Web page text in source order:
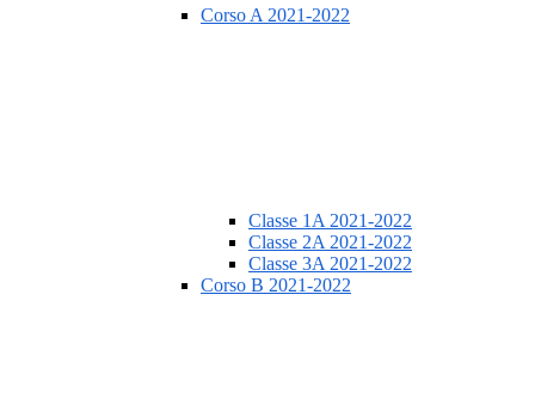
Corso A 2021-2022
Classe 1A 2021-2022
Classe 2A 2021-2022
Classe 3A 2021-2022
Corso B 2021-2022